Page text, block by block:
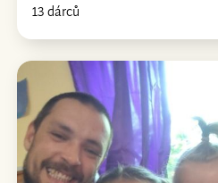
13 dárců